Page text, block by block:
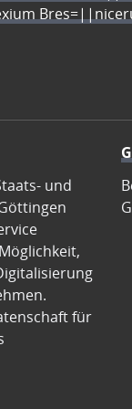
und
für